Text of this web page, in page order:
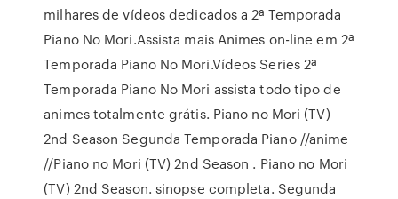
milhares de vídeos dedicados a 2ª Temporada
Piano No Mori.Assista mais Animes on-line em 2ª
Temporada Piano No Mori.Vídeos Series 2ª
Temporada Piano No Mori assista todo tipo de
animes totalmente grátis. Piano no Mori (TV)
2nd Season Segunda Temporada Piano //anime
//Piano no Mori (TV) 2nd Season . Piano no Mori
(TV) 2nd Season. sinopse completa. Segunda